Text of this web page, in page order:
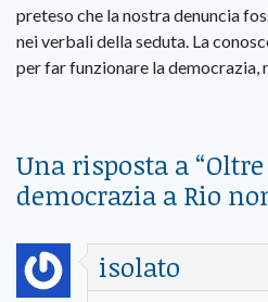
preteso che la nostra denuncia
nei verbali della seduta. La
per far funzionare la democrazia,
Una risposta a “
democrazia a Rio
isolato